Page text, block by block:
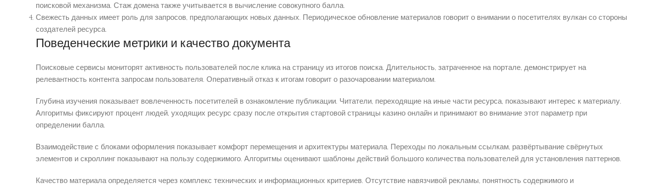
поисковой механизма. Стаж домена также учитывается в вычисление совокупного балла.
Свежесть данных имеет роль для запросов, предполагающих новых данных. Периодическое обновление материалов говорит о внимании о посетителях вулкан со стороны
создателей ресурса.
Поведенческие метрики и качество документа
Поисковые сервисы мониторят активность пользователей после клика на страницу из итогов поиска. Длительность, затраченное на портале, демонстрирует на
релевантность контента запросам пользователя. Оперативный отказ к итогам говорит о разочаровании материалом.
Глубина изучения показывает вовлеченность посетителей в ознакомление публикации. Читатели, переходящие на иные части ресурса, показывают интерес к материалу.
Алгоритмы фиксируют процент людей, уходящих ресурс сразу после открытия стартовой страницы казино онлайн и принимают во внимание этот параметр при
определении балла.
Взаимодействие с блоками оформления показывает комфорт перемещения и архитектуры материала. Переходы по локальным ссылкам, развёртывание свёрнутых
элементов и скроллинг показывают на пользу содержимого. Алгоритмы оценивают шаблоны действий большого количества пользователей для установления паттернов.
Качество материала определяется через комплекс технических и информационных критериев. Отсутствие навязчивой рекламы, понятность содержимого и